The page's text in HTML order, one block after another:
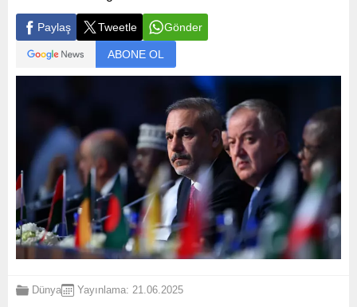
Paylaş Tweetle Gönder
ABONE OL
Dünya Yayınlama: 21.06.2025